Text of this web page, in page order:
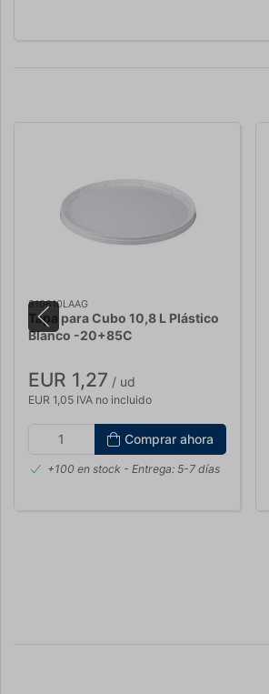
810610LAAG
Tapa para Cubo 10,8 L Plástico
Blanco -20+85C
EUR 1,27 / ud
EUR 1,05 IVA no incluido
Comprar ahora
+100 en stock - Entrega: 5-7 días